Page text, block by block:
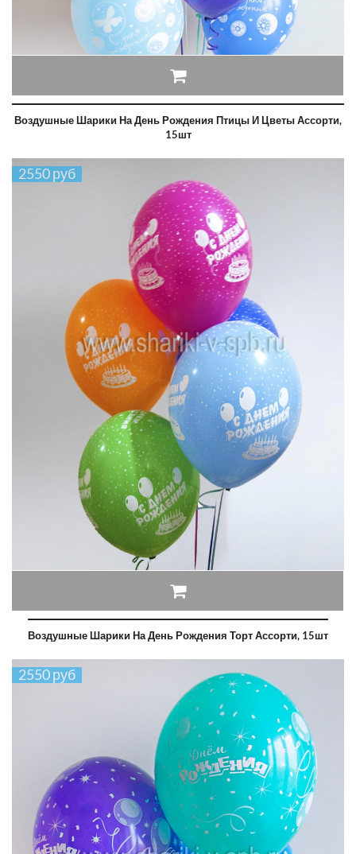
Воздушные Шарики На День Рождения Птицы И Цветы Ассорти,
15шт
2550 руб
Воздушные Шарики На День Рождения Торт Ассорти, 15шт
2550 руб